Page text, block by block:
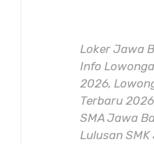
Loker Jawa
Info
2026,
Terbaru
SMA Jawa
Lulusan